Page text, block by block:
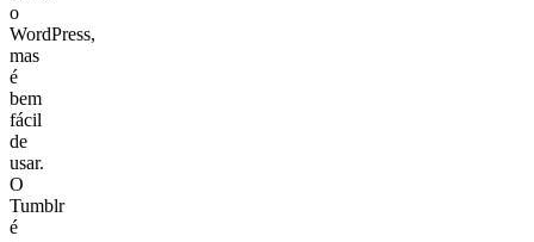
o
WordPress,
mas
é
bem
fácil
de
usar.
O
Tumblr
é